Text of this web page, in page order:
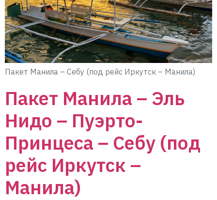
Пакет Манила – Себу (под рейс Иркутск – Манила)
Пакет Манила – Эль
Нидо – Пуэрто-
Принцеса – Себу (под
рейс Иркутск –
Манила)